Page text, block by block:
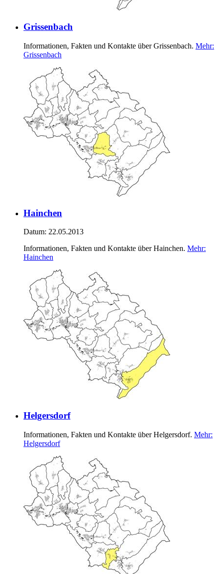
Grissenbach
Informationen, Fakten und Kontakte über Grissenbach. Mehr:
Grissenbach
Hainchen
Datum: 22.05.2013
Informationen, Fakten und Kontakte über Hainchen. Mehr:
Hainchen
Helgersdorf
Informationen, Fakten und Kontakte über Helgersdorf. Mehr:
Helgersdorf